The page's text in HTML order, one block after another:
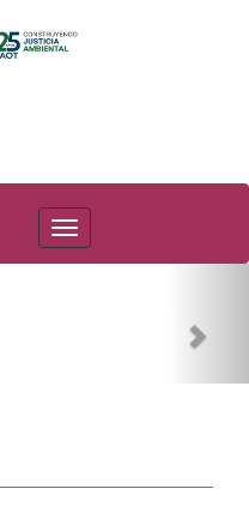
PAOT